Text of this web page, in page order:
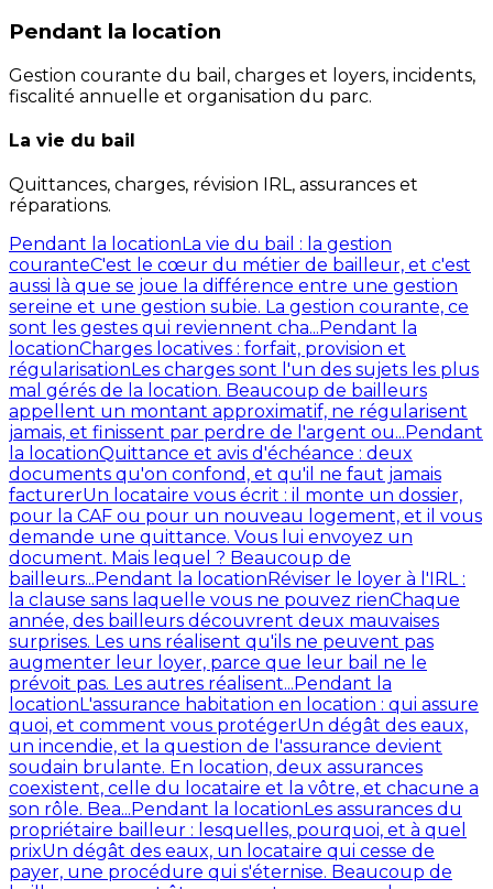
Pendant la location
Gestion courante du bail, charges et loyers, incidents,
fiscalité annuelle et organisation du parc.
La vie du bail
Quittances, charges, révision IRL, assurances et
réparations.
Pendant la locationLa vie du bail : la gestion
couranteC'est le cœur du métier de bailleur, et c'est
aussi là que se joue la différence entre une gestion
sereine et une gestion subie. La gestion courante, ce
sont les gestes qui reviennent cha...Pendant la
locationCharges locatives : forfait, provision et
régularisationLes charges sont l'un des sujets les plus
mal gérés de la location. Beaucoup de bailleurs
appellent un montant approximatif, ne régularisent
jamais, et finissent par perdre de l'argent ou...Pendant
la locationQuittance et avis d'échéance : deux
documents qu'on confond, et qu'il ne faut jamais
facturerUn locataire vous écrit : il monte un dossier,
pour la CAF ou pour un nouveau logement, et il vous
demande une quittance. Vous lui envoyez un
document. Mais lequel ? Beaucoup de
bailleurs...Pendant la locationRéviser le loyer à l'IRL :
la clause sans laquelle vous ne pouvez rienChaque
année, des bailleurs découvrent deux mauvaises
surprises. Les uns réalisent qu'ils ne peuvent pas
augmenter leur loyer, parce que leur bail ne le
prévoit pas. Les autres réalisent...Pendant la
locationL'assurance habitation en location : qui assure
quoi, et comment vous protégerUn dégât des eaux,
un incendie, et la question de l'assurance devient
soudain brulante. En location, deux assurances
coexistent, celle du locataire et la vôtre, et chacune a
son rôle. Bea...Pendant la locationLes assurances du
propriétaire bailleur : lesquelles, pourquoi, et à quel
prixUn dégât des eaux, un locataire qui cesse de
payer, une procédure qui s'éternise. Beaucoup de